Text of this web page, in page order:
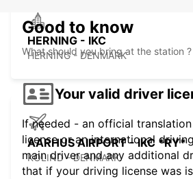
HERNING - IKC
HERNING - DENMARK
AARHUS AIRPORT - IKC *RY*
KOLIND - DENMARK
Good to know
What should you bring at the station ?
Your valid driver
If needed - an official
license or an international
main driver and any additional
that if your driving license was